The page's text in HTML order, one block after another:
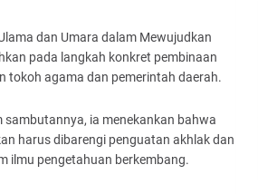
dan Umara dalam Mewujudkan
pada langkah konkret pembinaan
tokoh agama dan pemerintah daerah.
ia menekankan bahwa
harus dibarengi penguatan akhlak dan
ilmu pengetahuan berkembang.